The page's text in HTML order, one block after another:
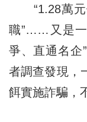
“1.28萬元
職”……又是一
爭、直通名企
者調查發現，
餌實施詐騙，